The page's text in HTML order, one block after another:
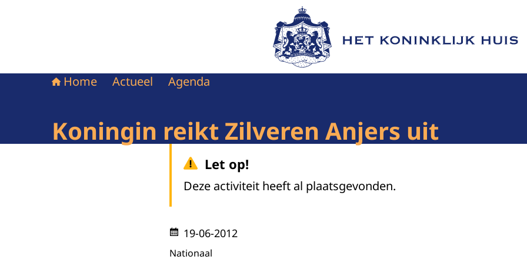
Naar de homepage van Het Koninklijk Huis
Home Actueel Agenda
Koningin reikt Zilveren Anjers uit
Let op!
Deze activiteit heeft al plaatsgevonden.
19-06-2012
Nationaal